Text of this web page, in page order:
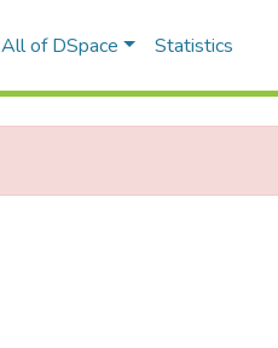
All of DSpace Statistics